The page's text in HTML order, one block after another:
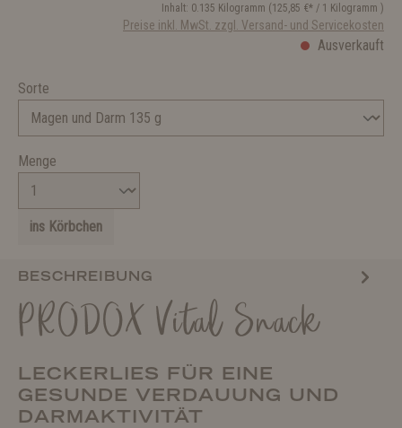
Inhalt: 0.135 Kilogramm (125,85 €* / 1 Kilogramm )
Preise inkl. MwSt. zzgl. Versand- und Servicekosten
Ausverkauft
Sorte
Menge
ins Körbchen
BESCHREIBUNG
PRODOX Vital Snack
LECKERLIES FÜR EINE
GESUNDE VERDAUUNG UND
DARMAKTIVITÄT